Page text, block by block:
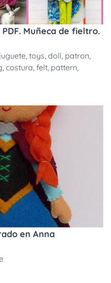
Muñeca de fieltro.
juguete, toys, doll, patron,
, costura, felt, pattern,
en Anna